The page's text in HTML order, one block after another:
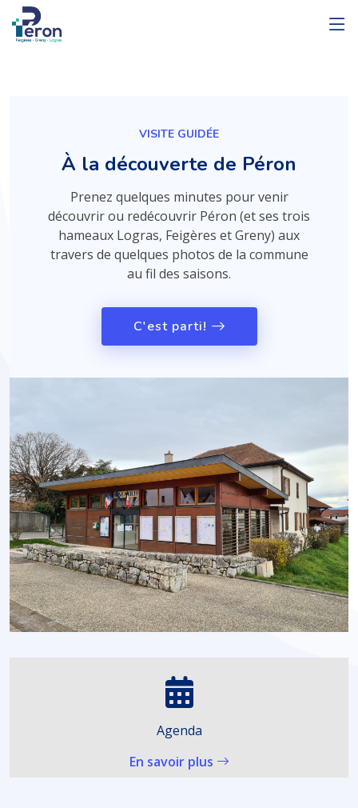
VISITE GUIDÉE
À la découverte de Péron
Prenez quelques minutes pour venir
découvrir ou redécouvrir Péron (et ses trois
hameaux Logras, Feigères et Greny) aux
travers de quelques photos de la commune
au fil des saisons.
C'est parti!
Agenda
En savoir plus